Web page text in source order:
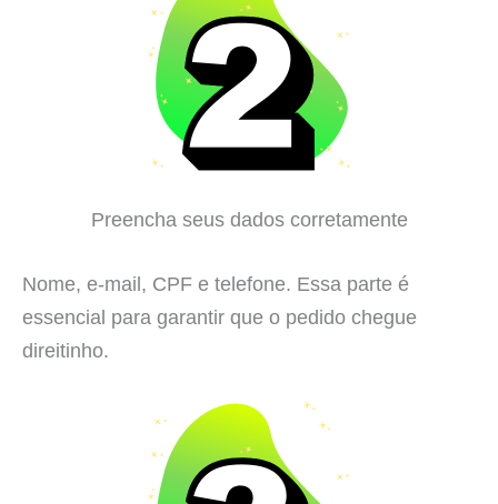
Preencha seus dados corretamente
Nome, e-mail, CPF e telefone. Essa parte é
essencial para garantir que o pedido chegue
direitinho.